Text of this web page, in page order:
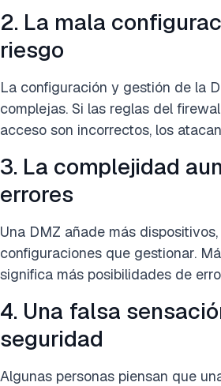
2. La mala
riesgo
La configuración y gestión de la
complejas. Si las reglas del
acceso son incorrectos, los
3. La complejidad
errores
Una DMZ añade más
configuraciones que gestionar.
significa más posibilidades de
4. Una falsa
seguridad
Algunas personas piensan que